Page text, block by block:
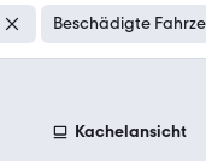
Beschädigte
Kachelansicht